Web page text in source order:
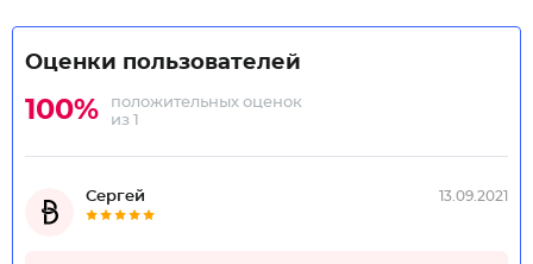
Оценки пользователей
100%
положительных оценок
из 1
Сергей 13.09.2021